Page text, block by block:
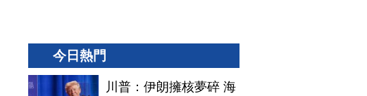
今日熱門
川普：伊朗擁核夢碎 海